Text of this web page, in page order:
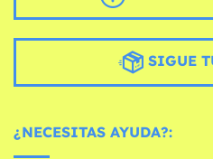
SIGUE
¿NECESITAS AYUDA?: